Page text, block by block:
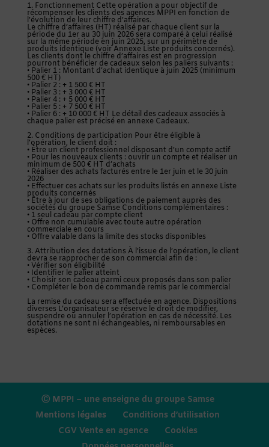
1. Fonctionnement Cette opération a pour objectif de
récompenser les clients des agences MPPI en fonction de
l’évolution de leur chiffre d’affaires.
Le chiffre d’affaires (HT) réalisé par chaque client sur la
période du 1er au 30 juin 2026 sera comparé à celui réalisé
sur la même période en juin 2025, sur un périmètre de
produits identique (voir Annexe Liste produits concernés).
Les clients dont le chiffre d’affaires est en progression
pourront bénéficier de cadeaux selon les paliers suivants :
• Palier 1 : Montant d’achat identique à juin 2025 (minimum
500 € HT)
• Palier 2 : + 1 500 € HT
• Palier 3 : + 3 000 € HT
• Palier 4 : + 5 000 € HT
• Palier 5 : + 7 500 € HT
• Palier 6 : + 10 000 € HT Le détail des cadeaux associés à
chaque palier est précisé en annexe Cadeaux.
2. Conditions de participation Pour être éligible à
l’opération, le client doit :
• Être un client professionnel disposant d’un compte actif
• Pour les nouveaux clients : ouvrir un compte et réaliser un
minimum de 500 € HT d’achats
• Réaliser des achats facturés entre le 1er juin et le 30 juin
2026
• Effectuer ces achats sur les produits listés en annexe Liste
produits concernés
• Être à jour de ses obligations de paiement auprès des
sociétés du groupe Samse Conditions complémentaires :
• 1 seul cadeau par compte client
• Offre non cumulable avec toute autre opération
commerciale en cours
• Offre valable dans la limite des stocks disponibles
3. Attribution des dotations À l’issue de l’opération, le client
devra se rapprocher de son commercial afin de :
• Vérifier son éligibilité
• Identifier le palier atteint
• Choisir son cadeau parmi ceux proposés dans son palier
• Compléter le bon de commande remis par le commercial
La remise du cadeau sera effectuée en agence. Dispositions
diverses L’organisateur se réserve le droit de modifier,
suspendre ou annuler l’opération en cas de nécessité. Les
dotations ne sont ni échangeables, ni remboursables en
espèces.
Ⓒ MPPI – une enseigne du groupe Samse
Mentions légales
Conditions d’utilisation
CGV Vente en agence
Cookies